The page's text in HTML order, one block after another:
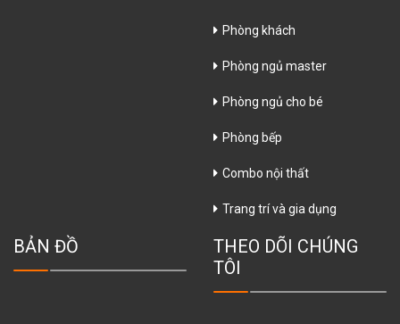
Phòng khách
Phòng ngủ master
Phòng ngủ cho bé
Phòng bếp
Combo nội thất
Trang trí và gia dụng
BẢN ĐỒ
THEO DÕI CHÚNG
TÔI